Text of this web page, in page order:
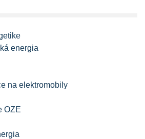
energia
na elektromobily
OZE